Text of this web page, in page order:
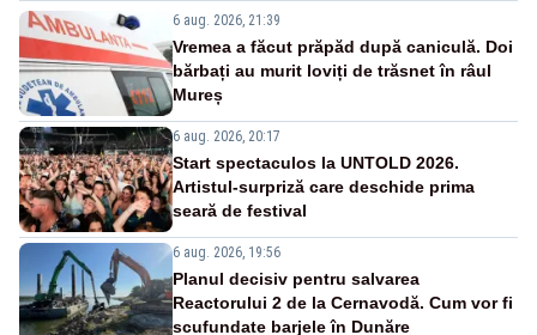
6 aug. 2026, 21:39
Vremea a făcut prăpăd după caniculă. Doi
bărbați au murit loviți de trăsnet în râul
Mureș
6 aug. 2026, 20:17
Start spectaculos la UNTOLD 2026.
Artistul-surpriză care deschide prima
seară de festival
6 aug. 2026, 19:56
Planul decisiv pentru salvarea
Reactorului 2 de la Cernavodă. Cum vor fi
scufundate barjele în Dunăre